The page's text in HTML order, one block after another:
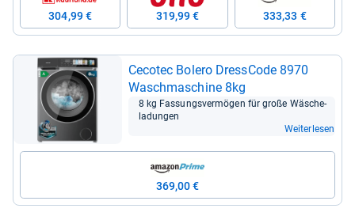
304,99 € 319,99 € 333,33 €
Ceco­tec Bolero Dress­Code 8970
Wasch­ma­schine 8kg
8 kg Fas­sungs­ver­mö­gen für große Wäsche­
la­dun­gen
Weiterlesen
369,00 €